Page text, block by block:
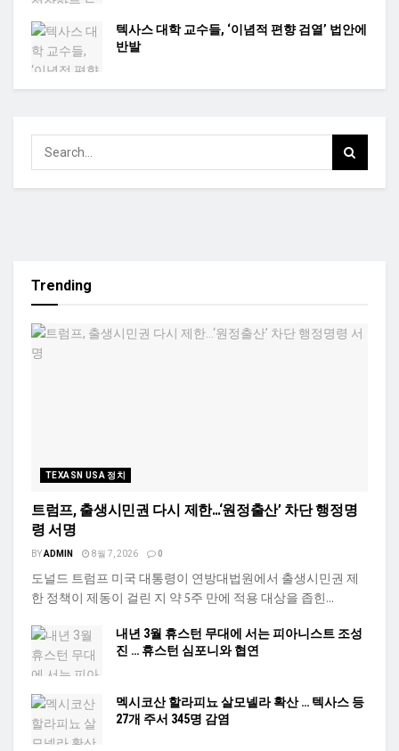
텍사스 대학 교수들, ‘이념적 편향 검열’ 법안에
반발
Trending
TEXASN USA 정치
트럼프, 출생시민권 다시 제한…‘원정출산’ 차단 행정명
령 서명
BYADMIN 8월 7, 2026 0
도널드 트럼프 미국 대통령이 연방대법원에서 출생시민권 제
한 정책이 제동이 걸린 지 약 5주 만에 적용 대상을 좁힌...
내년 3월 휴스턴 무대에 서는 피아니스트 조성
진 … 휴스턴 심포니와 협연
멕시코산 할라피뇨 살모넬라 확산 … 텍사스 등
27개 주서 345명 감염